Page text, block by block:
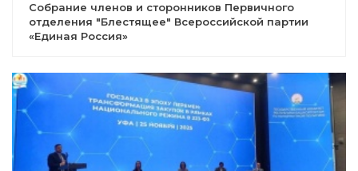
Собрание членов и сторонников Первичного
отделения "Блестящее" Всероссийской партии
«Единая Россия»